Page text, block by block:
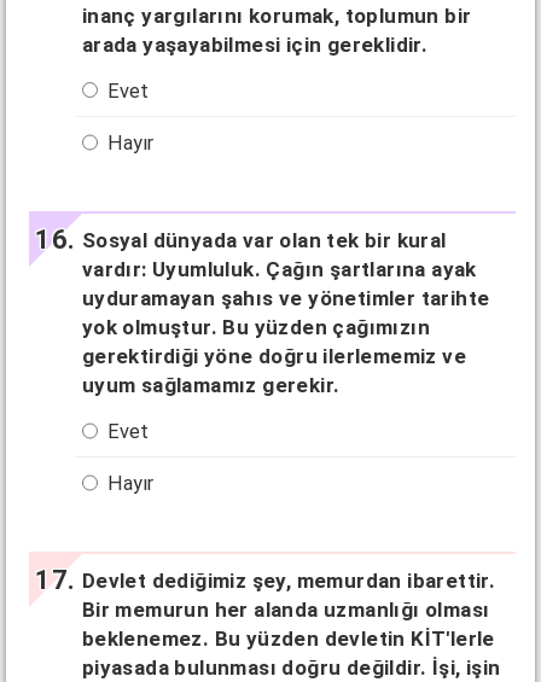
inanç yargılarını korumak, toplumun bir
arada yaşayabilmesi için gereklidir.
Evet
Hayır
Sosyal dünyada var olan tek bir kural
vardır: Uyumluluk. Çağın şartlarına ayak
uyduramayan şahıs ve yönetimler tarihte
yok olmuştur. Bu yüzden çağımızın
gerektirdiği yöne doğru ilerlememiz ve
uyum sağlamamız gerekir.
Evet
Hayır
Devlet dediğimiz şey, memurdan ibarettir.
Bir memurun her alanda uzmanlığı olması
beklenemez. Bu yüzden devletin KİT'lerle
piyasada bulunması doğru değildir. İşi, işin